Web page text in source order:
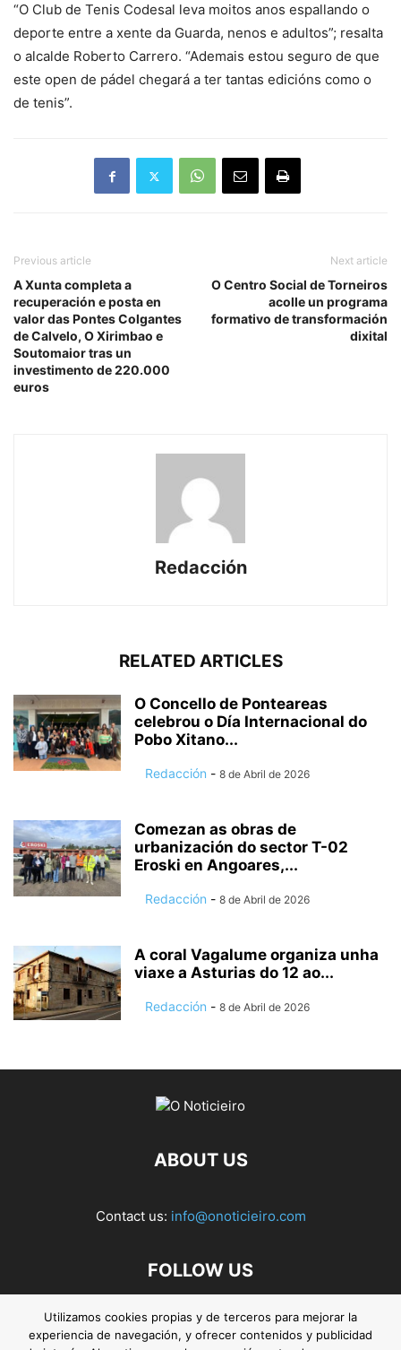
“O Club de Tenis Codesal leva moitos anos espallando o
deporte entre a xente da Guarda, nenos e adultos”; resalta
o alcalde Roberto Carrero. “Ademais estou seguro de que
este open de pádel chegará a ter tantas edicións como o
de tenis”.
Previous article
A Xunta completa a
recuperación e posta en
valor das Pontes Colgantes
de Calvelo, O Xirimbao e
Soutomaior tras un
investimento de 220.000
euros
Next article
O Centro Social de Torneiros
acolle un programa
formativo de transformación
dixital
Redacción
RELATED ARTICLES
O Concello de Ponteareas
celebrou o Día Internacional do
Pobo Xitano...
Redacción - 8 de Abril de 2026
Comezan as obras de
urbanización do sector T-02
Eroski en Angoares,...
Redacción - 8 de Abril de 2026
A coral Vagalume organiza unha
viaxe a Asturias do 12 ao...
Redacción - 8 de Abril de 2026
ABOUT US
Contact us: info@onoticieiro.com
FOLLOW US
Utilizamos cookies propias y de terceros para mejorar la
experiencia de navegación, y ofrecer contenidos y publicidad